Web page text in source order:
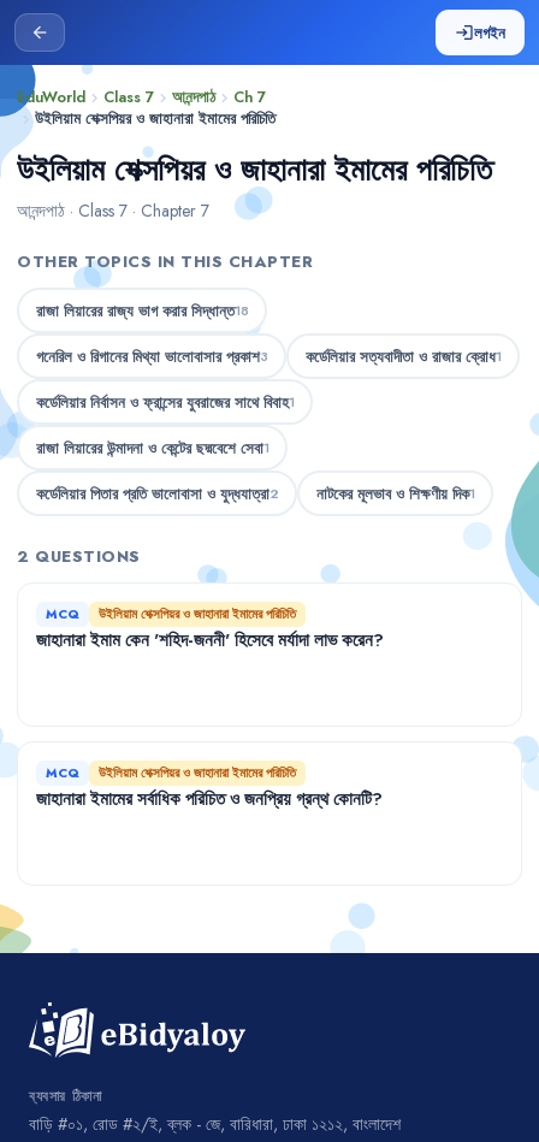
arrow_back loginলগইন
EduWorld chevron_right Class 7 chevron_right আনন্দপাঠchevron_right Ch 7
chevron_rightউইলিয়াম শেক্সপিয়র ও জাহানারা ইমামের পরিচিতি
উইলিয়াম শেক্সপিয়র ও জাহানারা ইমামের পরিচিতি
আনন্দপাঠ · Class 7 · Chapter 7
OTHER TOPICS IN THIS CHAPTER
রাজা লিয়ারের রাজ্য ভাগ করার সিদ্ধান্ত18
গনেরিল ও রিগানের মিথ্যা ভালোবাসার প্রকাশ3 কর্ডেলিয়ার সত্যবাদীতা ও রাজার ক্রোধ1
কর্ডেলিয়ার নির্বাসন ও ফ্রান্সের যুবরাজের সাথে বিবাহ1
রাজা লিয়ারের উন্মাদনা ও কেন্টের ছদ্মবেশে সেবা1
কর্ডেলিয়ার পিতার প্রতি ভালোবাসা ও যুদ্ধযাত্রা2 নাটকের মূলভাব ও শিক্ষণীয় দিক1
2 QUESTIONS
MCQ উইলিয়াম শেক্সপিয়র ও জাহানারা ইমামের পরিচিতি
জাহানারাইমামকেন 'শহিদ-জননী'হিসেবেমর্যাদালাভকরেন?
MCQ উইলিয়াম শেক্সপিয়র ও জাহানারা ইমামের পরিচিতি
জাহানারাইমামেরসর্বাধিকপরিচিতওজনপ্রিয়গ্রন্থকোনটি?
ব্যবসার ঠিকানা
বাড়ি #০১, রোড #২/ই, ব্লক - জে, বারিধারা, ঢাকা ১২১২, বাংলাদেশ